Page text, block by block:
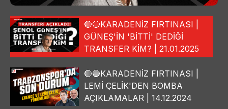
🔴🔵KARADENİZ FIRTINASI |
GÜNEŞ'İN 'BİTTİ' DEDİĞİ
TRANSFER KİM? | 21.01.2025
🔴🔵KARADENİZ FIRTINASI |
LEMİ ÇELİK'DEN BOMBA
AÇIKLAMALAR | 14.12.2024